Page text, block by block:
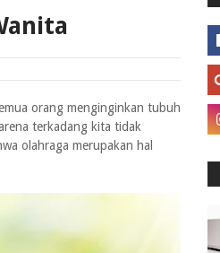
orang menginginkan tubuh
terkadang kita tidak
olahraga merupakan hal